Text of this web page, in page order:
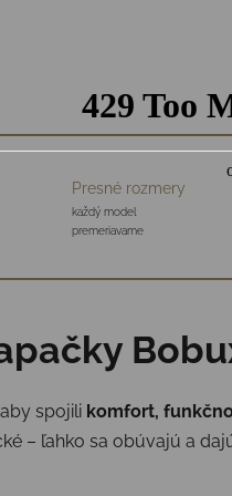
Presné rozmery
každý model
premeriavame
spojili komfort,
– ľahko sa obúvajú a